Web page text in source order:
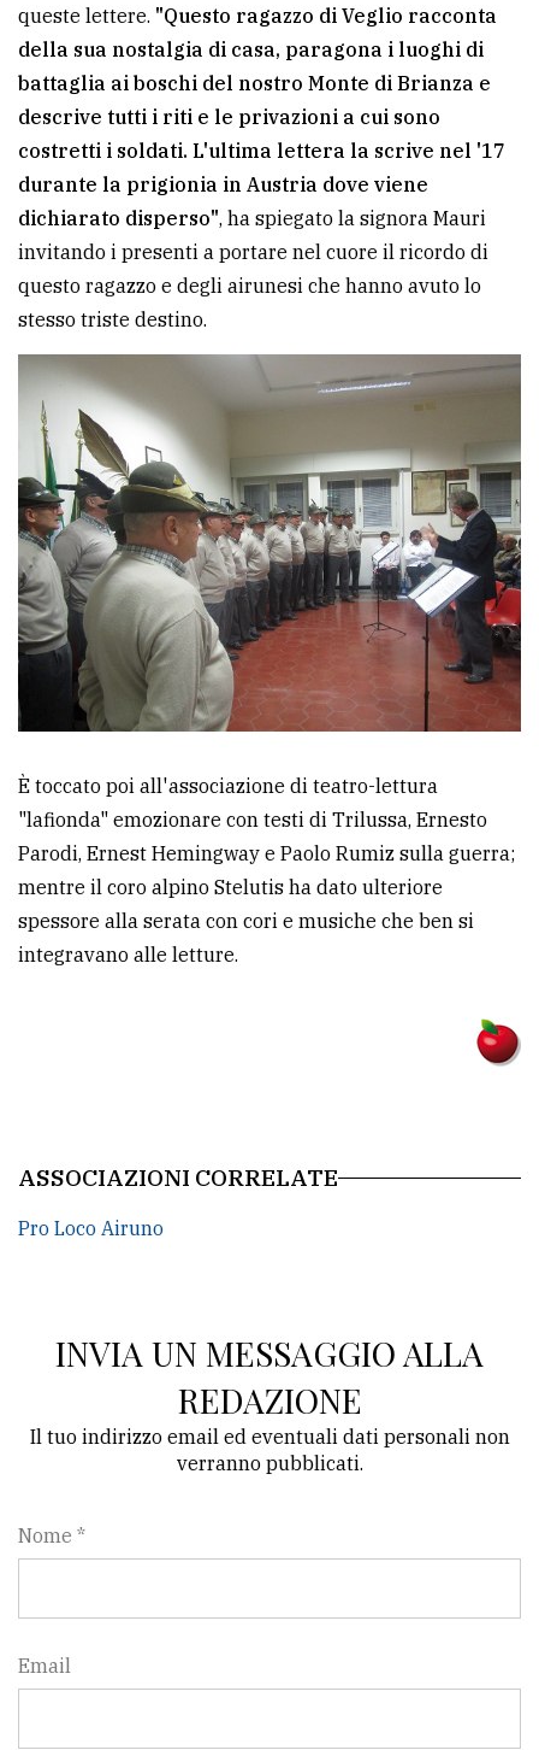
queste lettere. "Questo ragazzo di Veglio racconta
della sua nostalgia di casa, paragona i luoghi di
battaglia ai boschi del nostro Monte di Brianza e
descrive tutti i riti e le privazioni a cui sono
costretti i soldati. L'ultima lettera la scrive nel '17
durante la prigionia in Austria dove viene
dichiarato disperso", ha spiegato la signora Mauri
invitando i presenti a portare nel cuore il ricordo di
questo ragazzo e degli airunesi che hanno avuto lo
stesso triste destino.
È toccato poi all'associazione di teatro-lettura
"lafionda" emozionare con testi di Trilussa, Ernesto
Parodi, Ernest Hemingway e Paolo Rumiz sulla guerra;
mentre il coro alpino Stelutis ha dato ulteriore
spessore alla serata con cori e musiche che ben si
integravano alle letture.
ASSOCIAZIONI CORRELATE
Pro Loco Airuno
INVIA UN MESSAGGIO ALLA
REDAZIONE
Il tuo indirizzo email ed eventuali dati personali non
verranno pubblicati.
Nome *
Email